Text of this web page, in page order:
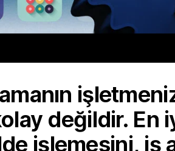
değildir. En
işlemesini, iş